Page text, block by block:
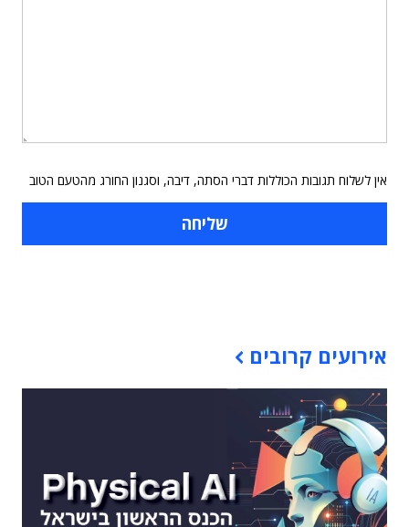
אין לשלוח תגובות הכוללות דברי הסתה, דיבה, וסגנון החורג מהטעם הטוב
אירועים קרובים